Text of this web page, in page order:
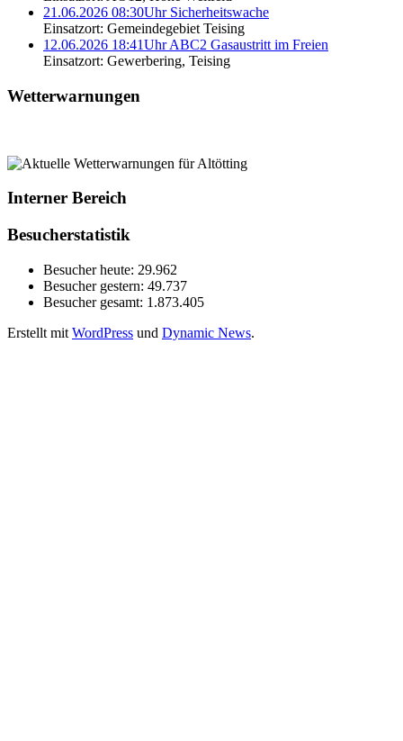
21.06.2026 08:30Uhr Sicherheitswache
Einsatzort: Gemeindegebiet Teising
12.06.2026 18:41Uhr ABC2 Gasaustritt im Freien
Einsatzort: Gewerbering, Teising
Wetterwarnungen
Interner Bereich
Besucherstatistik
Besucher heute: 29.962
Besucher gestern: 49.737
Besucher gesamt: 1.873.405
Erstellt mit WordPress und Dynamic News.